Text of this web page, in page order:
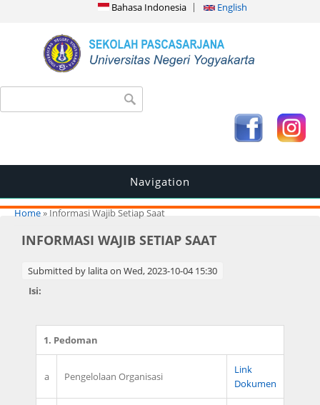
Bahasa Indonesia English
Search form
Navigation
You are here
Home» Informasi Wajib Setiap Saat
INFORMASI WAJIB SETIAP SAAT
Submitted by lalitaon Wed, 2023-10-04 15:30
Isi:
1. Pedoman
a Pengelolaan Organisasi
Link
Dokumen